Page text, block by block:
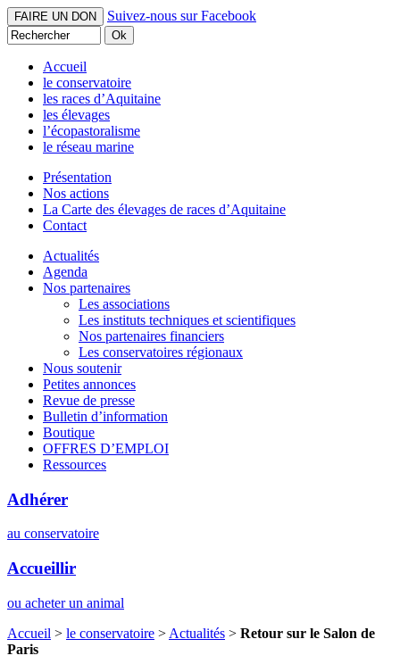
FAIRE UN DON Suivez-nous sur Facebook
Accueil
le conservatoire
les races d’Aquitaine
les élevages
l’écopastoralisme
le réseau marine
Présentation
Nos actions
La Carte des élevages de races d’Aquitaine
Contact
Actualités
Agenda
Nos partenaires
Les associations
Les instituts techniques et scientifiques
Nos partenaires financiers
Les conservatoires régionaux
Nous soutenir
Petites annonces
Revue de presse
Bulletin d’information
Boutique
OFFRES D’EMPLOI
Ressources
Adhérer
au conservatoire
Accueillir
ou acheter un animal
Accueil > le conservatoire > Actualités > Retour sur le Salon de
Paris